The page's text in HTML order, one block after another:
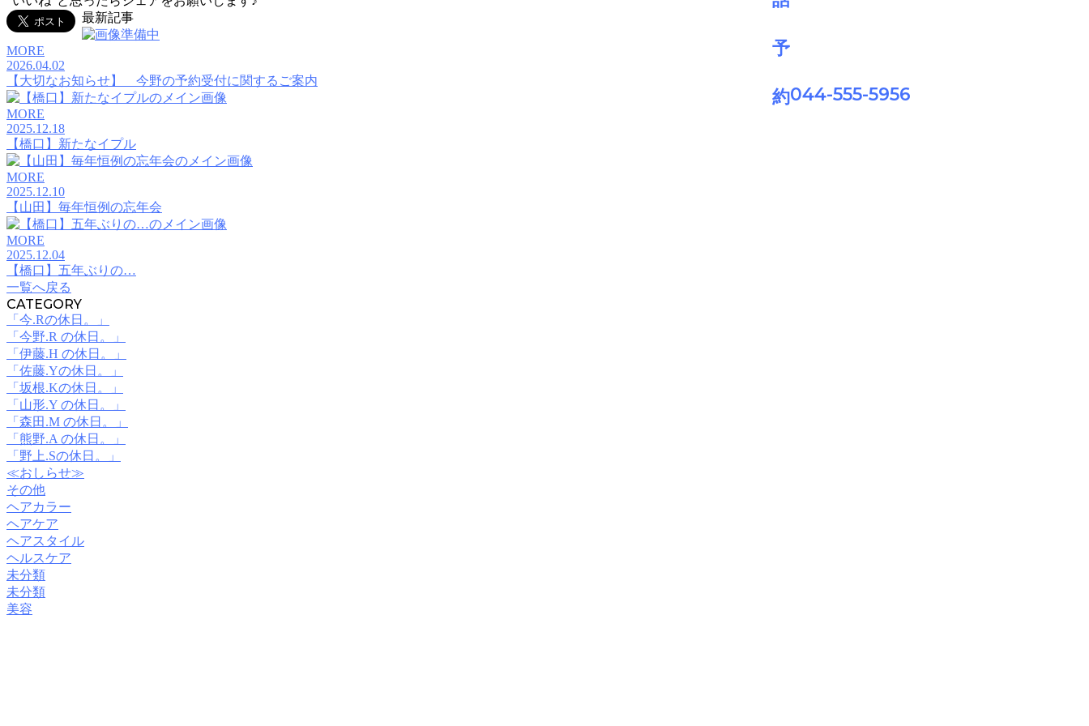
044-555-5956
最新記事
MORE
2026.04.02
【大切なお知らせ】 今野の予約受付に関するご案内
MORE
2025.12.18
【橋口】新たなイプル
MORE
2025.12.10
【山田】毎年恒例の忘年会
MORE
2025.12.04
【橋口】五年ぶりの…
一覧へ戻る
CATEGORY
「今.Rの休日。」
「今野.R の休日。」
「伊藤.H の休日。」
「佐藤.Yの休日。」
「坂根.Kの休日。」
「山形.Y の休日。」
「森田.M の休日。」
「熊野.A の休日。」
「野上.Sの休日。」
≪おしらせ≫
その他
ヘアカラー
ヘアケア
ヘアスタイル
ヘルスケア
未分類
未分類
美容